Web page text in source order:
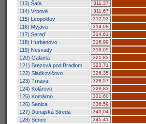
113) Šaľa 311,37
114) Vrbové 311,67
115) Leopoldov 312,53
116) Myjava 314,08
117) Sereď 314,61
118) Hurbanovo 316,99
119) Nesvady 319,05
120) Galanta 321,83
121) Brezová pod Bradlom 323,71
122) Sládkovičovo 326,35
123) Trnava 328,57
124) Kolárovo 329,83
125) Komárno 331,60
126) Senica 336,59
127) Dunajská Streda 343,04
128) Senec 345,41